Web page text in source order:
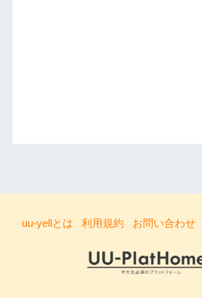
uu-yellとは 利用規約 お問い合わせ